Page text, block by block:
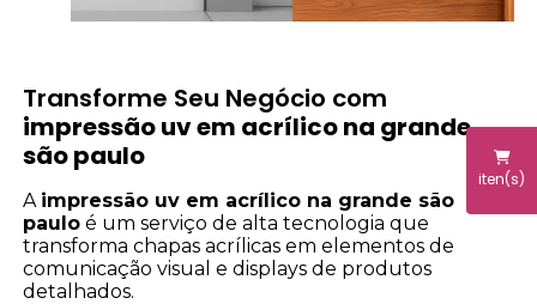
iten(s)
Transforme Seu Negócio com
impressão uv em acrílico na grande
são paulo
A impressão uv em acrílico na grande são
paulo é um serviço de alta tecnologia que
transforma chapas acrílicas em elementos de
comunicação visual e displays de produtos
detalhados.